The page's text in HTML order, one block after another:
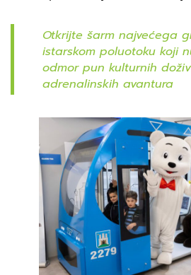
Otkrijte šarm najvećega
istarskom poluotoku koji
odmor pun kulturnih
adrenalinskih avantura